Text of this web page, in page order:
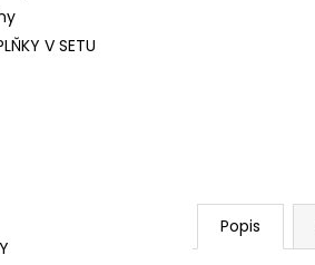
V SETU
Popis